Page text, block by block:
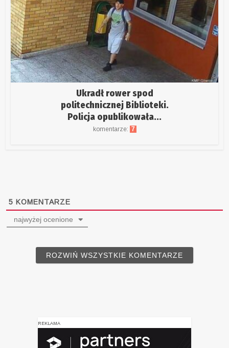
Ukradł rower spod
politechnicznej Biblioteki.
Policja opublikowała...
komentarze: 7
5 KOMENTARZE
najwyżej ocenione
ROZWIŃ WSZYSTKIE KOMENTARZE
REKLAMA